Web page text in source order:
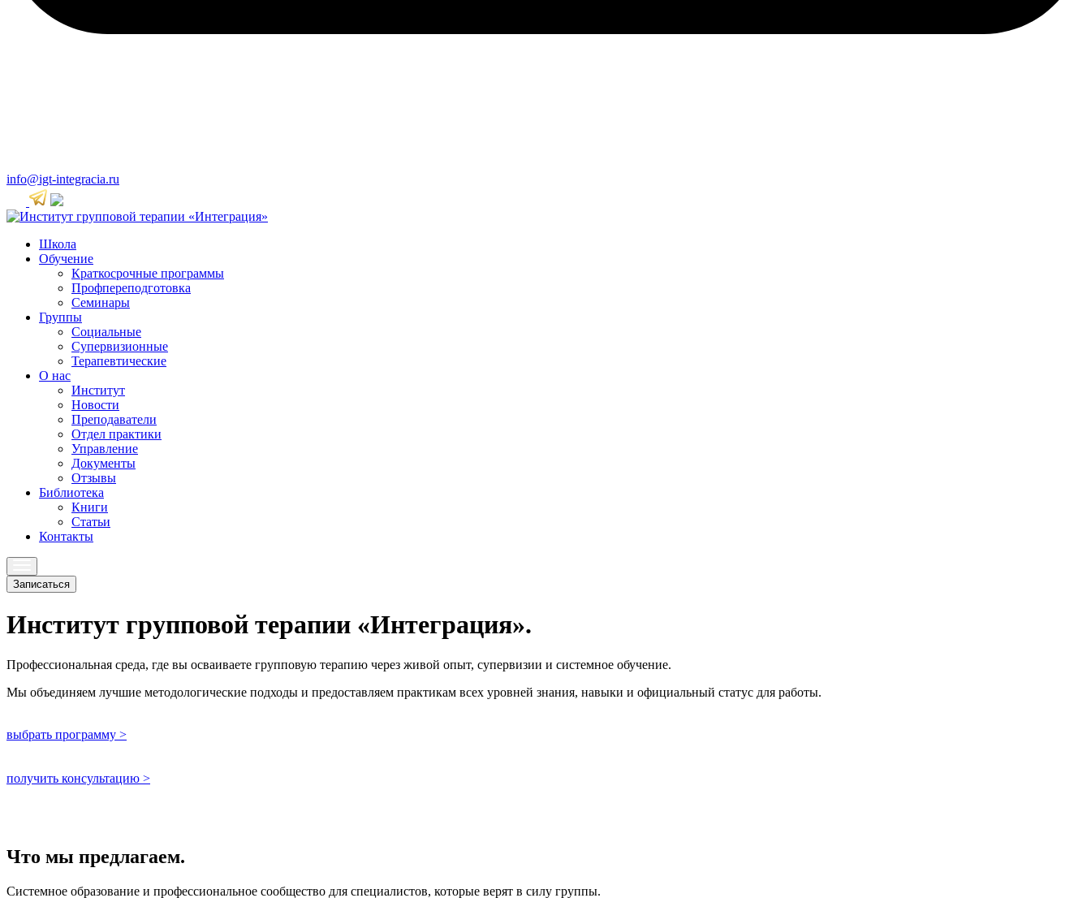
info@igt-integracia.ru
Школа
Обучение
Краткосрочные программы
Профпереподготовка
Семинары
Группы
Социальные
Супервизионные
Терапевтические
О нас
Институт
Новости
Преподаватели
Отдел практики
Управление
Документы
Отзывы
Библиотека
Книги
Статьи
Контакты
Записаться
Институт групповой терапии «Интеграция».
Профессиональная среда, где вы осваиваете групповую терапию через живой опыт, супервизии и системное обучение.
Мы объединяем лучшие методологические подходы и предоставляем практикам всех уровней знания, навыки и официальный статус для работы.
выбрать программу >
получить консультацию >
Что мы предлагаем.
Системное образование и профессиональное сообщество для специалистов, которые верят в силу группы.